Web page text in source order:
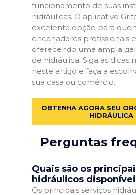
funcionamento de suas
hidráulicas. O aplicativo
excelente opção para
encanadores profissionais
oferecendo uma ampla
de hidráulica. Siga as dicas
neste artigo e faça a
sua casa ou comércio.
OBTENHA AGORA SEU
HIDRÁULICA
Perguntas
Quais são os
hidráulicos
Os principais serviços